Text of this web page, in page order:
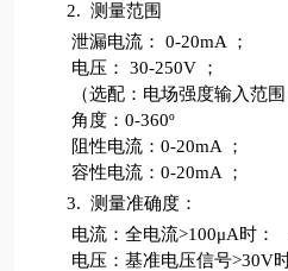
2. 测量范围
泄漏电流： 0-20mA ；
电压： 30-250V ；
（选配：电场强度输入范
角度：0-360º
阻性电流：0-20mA ；
容性电流：0-20mA ；
3. 测量准确度：
电流：全电流>100μA时：
电压：基准电压信号>30V